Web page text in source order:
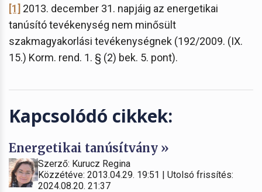
[1] 2013. december 31. napjáig az energetikai
tanúsító tevékenység nem minősült
szakmagyakorlási tevékenységnek (192/2009. (IX.
15.) Korm. rend. 1. § (2) bek. 5. pont).
Kapcsolódó cikkek:
Energetikai tanúsítvány »
Szerző: Kurucz Regina
Közzétéve: 2013.04.29. 19:51 | Utolsó frissítés:
2024.08.20. 21:37